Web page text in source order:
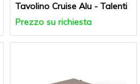
Tavolino Cruise Alu - Talenti
Prezzo su richiesta